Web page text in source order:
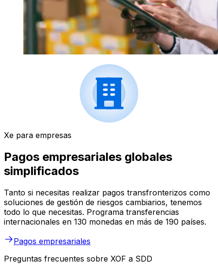
Xe para empresas
Pagos empresariales globales
simplificados
Tanto si necesitas realizar pagos transfronterizos como
soluciones de gestión de riesgos cambiarios, tenemos
todo lo que necesitas. Programa transferencias
internacionales en 130 monedas en más de 190 países.
Pagos empresariales
Preguntas frecuentes sobre XOF a SDD